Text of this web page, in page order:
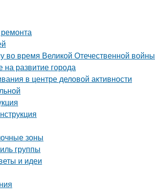
во время Великой Отечественной войны
на развитие города
в центре деловой активности
зоны
группы
и идеи